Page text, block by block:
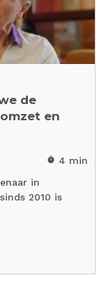
de
en
timer 4 min
in
2010 is